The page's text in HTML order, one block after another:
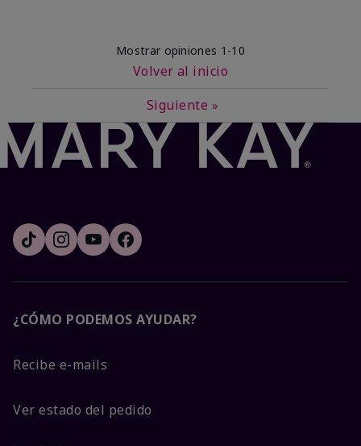
Mostrar opiniones 1-10
Volver al inicio
Siguiente »
¿CÓMO PODEMOS AYUDAR?
Recibe e-mails
Ver estado del pedido